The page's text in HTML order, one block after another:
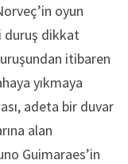
oyun
duruş dikkat
itibaren
yıkmaya
adeta bir duvar
alan
Guimaraes’in